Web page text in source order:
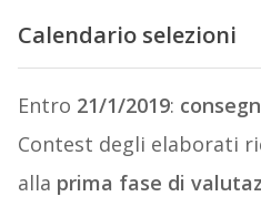
Calendario selezioni
Entro 21/1/2019:
Contest degli elaborati
alla prima fase di